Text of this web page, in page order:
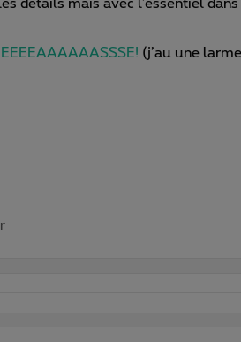
détails mais avec l’essentiel dans
(j’au une larme